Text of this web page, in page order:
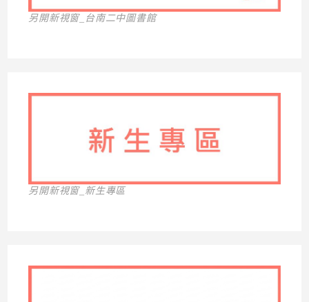
另開新視窗_台南二中圖書館
另開新視窗_新生專區